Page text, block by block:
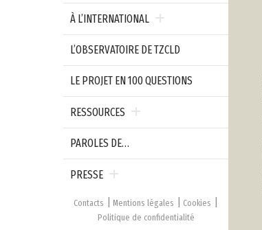
À L’INTERNATIONAL
L’OBSERVATOIRE DE TZCLD
LE PROJET EN 100 QUESTIONS
RESSOURCES
PAROLES DE…
PRESSE
Contacts Mentions légales
Cookies
Politique de confidentialité